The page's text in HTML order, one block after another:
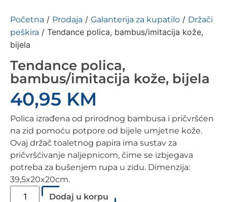
Početna / Prodaja / Galanterija za kupatilo / Držači
peškira / Tendance polica, bambus/imitacija kože,
bijela
Tendance polica,
bambus/imitacija kože, bijela
40,95 KM
Polica izrađena od prirodnog bambusa i pričvršćen
na zid pomoću potpore od bijele umjetne kože.
Ovaj držač toaletnog papira ima sustav za
pričvršćivanje naljepnicom, čime se izbjegava
potreba za bušenjem rupa u zidu. Dimenzija:
39,5x20x20cm.
Dodaj u korpu